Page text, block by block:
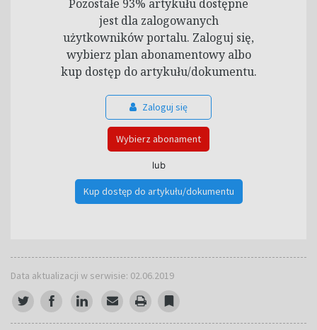
Pozostałe 93% artykułu dostępne
jest dla zalogowanych
użytkowników portalu. Zaloguj się,
wybierz plan abonamentowy albo
kup dostęp do artykułu/dokumentu.
Zaloguj się
Wybierz abonament
lub
Kup dostęp do artykułu/dokumentu
Data aktualizacji w serwisie: 02.06.2019